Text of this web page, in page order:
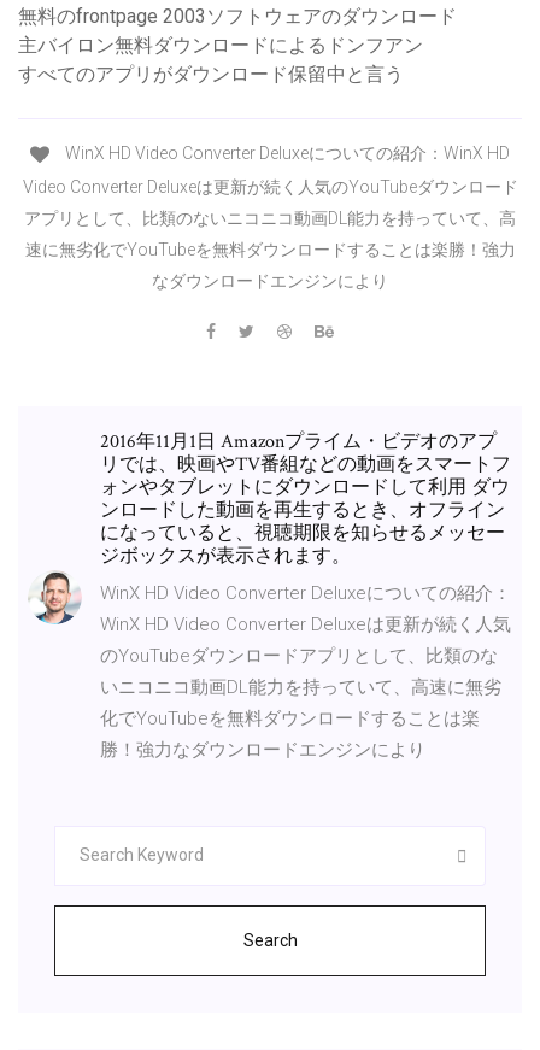
無料のfrontpage 2003ソフトウェアのダウンロード
主バイロン無料ダウンロードによるドンフアン
すべてのアプリがダウンロード保留中と言う
WinX HD Video Converter Deluxeについての紹介：WinX HD
Video Converter Deluxeは更新が続く人気のYouTubeダウンロード
アプリとして、比類のないニコニコ動画DL能力を持っていて、高
速に無劣化でYouTubeを無料ダウンロードすることは楽勝！強力
なダウンロードエンジンにより
2016年11月1日 Amazonプライム・ビデオのアプ
リでは、映画やTV番組などの動画をスマートフ
ォンやタブレットにダウンロードして利用 ダウ
ンロードした動画を再生するとき、オフライン
になっていると、視聴期限を知らせるメッセー
ジボックスが表示されます。
WinX HD Video Converter Deluxeについての紹介：
WinX HD Video Converter Deluxeは更新が続く人気
のYouTubeダウンロードアプリとして、比類のな
いニコニコ動画DL能力を持っていて、高速に無劣
化でYouTubeを無料ダウンロードすることは楽
勝！強力なダウンロードエンジンにより
Search